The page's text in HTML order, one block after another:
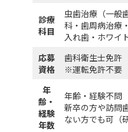
診療
科目
虫歯治療（一般
科・歯周病治療
入れ歯・ホワイ
応募
資格
歯科衛生士免許
※運転免許不要
年
齢・
経験
年数
年齢・経験不問
新卒の方や訪問
ない方でも可（